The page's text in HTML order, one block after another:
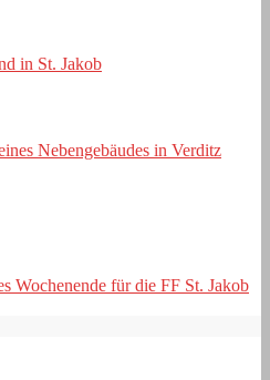
in St. Jakob
Nebengebäudes in Verditz
Wochenende für die FF St. Jakob